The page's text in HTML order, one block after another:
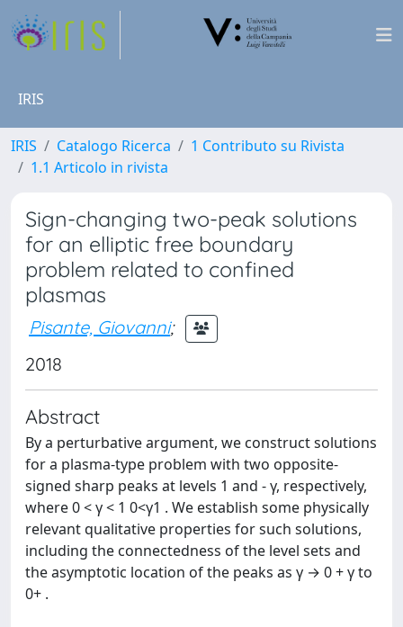
IRIS
IRIS Catalogo Ricerca
1 Contributo su Rivista
1.1 Articolo in rivista
Sign-changing two-peak solutions
for an elliptic free boundary
problem related to confined
plasmas
Pisante, Giovanni;
2018
Abstract
By a perturbative argument, we construct solutions
for a plasma-type problem with two opposite-
signed sharp peaks at levels 1 and - γ, respectively,
where 0 < γ < 1 0<γ1 . We establish some physically
relevant qualitative properties for such solutions,
including the connectedness of the level sets and
the asymptotic location of the peaks as γ → 0 + γ to
0+ .